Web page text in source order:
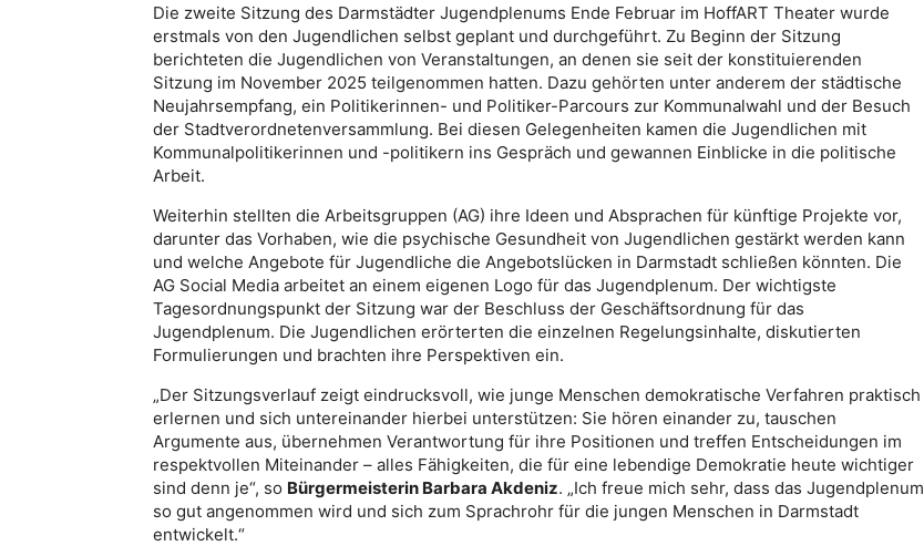
Die zweite Sitzung des Darmstädter Jugendplenums Ende Februar im HoffART Theater wurde
erstmals von den Jugendlichen selbst geplant und durchgeführt. Zu Beginn der Sitzung
berichteten die Jugendlichen von Veranstaltungen, an denen sie seit der konstituierenden
Sitzung im November 2025 teilgenommen hatten. Dazu gehörten unter anderem der städtische
Neujahrsempfang, ein Politikerinnen- und Politiker-Parcours zur Kommunalwahl und der Besuch
der Stadtverordnetenversammlung. Bei diesen Gelegenheiten kamen die Jugendlichen mit
Kommunalpolitikerinnen und -politikern ins Gespräch und gewannen Einblicke in die politische
Arbeit.
Weiterhin stellten die Arbeitsgruppen (AG) ihre Ideen und Absprachen für künftige Projekte vor,
darunter das Vorhaben, wie die psychische Gesundheit von Jugendlichen gestärkt werden kann
und welche Angebote für Jugendliche die Angebotslücken in Darmstadt schließen könnten. Die
AG Social Media arbeitet an einem eigenen Logo für das Jugendplenum. Der wichtigste
Tagesordnungspunkt der Sitzung war der Beschluss der Geschäftsordnung für das
Jugendplenum. Die Jugendlichen erörterten die einzelnen Regelungsinhalte, diskutierten
Formulierungen und brachten ihre Perspektiven ein.
„Der Sitzungsverlauf zeigt eindrucksvoll, wie junge Menschen demokratische Verfahren praktisch
erlernen und sich untereinander hierbei unterstützen: Sie hören einander zu, tauschen
Argumente aus, übernehmen Verantwortung für ihre Positionen und treffen Entscheidungen im
respektvollen Miteinander – alles Fähigkeiten, die für eine lebendige Demokratie heute wichtiger
sind denn je“, so Bürgermeisterin Barbara Akdeniz. „Ich freue mich sehr, dass das Jugendplenum
so gut angenommen wird und sich zum Sprachrohr für die jungen Menschen in Darmstadt
entwickelt.“